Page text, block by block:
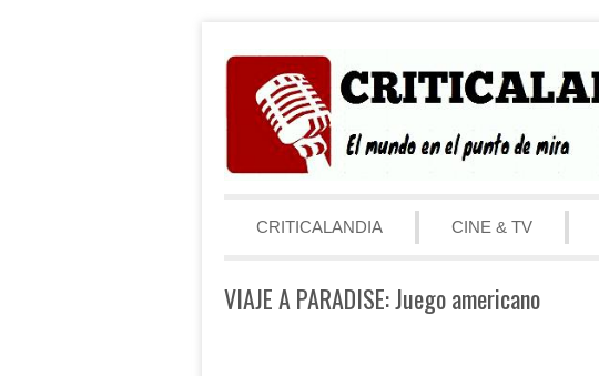
Menú
CRITICALANDIA
CINE & TV
VIAJE A PARADISE: Juego americano